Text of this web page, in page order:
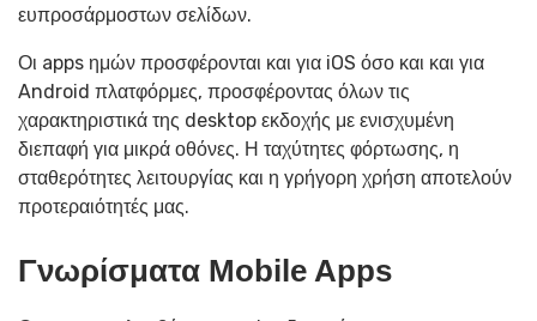
ευπροσάρμοστων σελίδων.
Οι apps ημών προσφέρονται και για iOS όσο και και για
Android πλατφόρμες, προσφέροντας όλων τις
χαρακτηριστικά της desktop εκδοχής με ενισχυμένη
διεπαφή για μικρά οθόνες. Η ταχύτητες φόρτωσης, η
σταθερότητες λειτουργίας και η γρήγορη χρήση αποτελούν
προτεραιότητές μας.
Γνωρίσματα Mobile Apps